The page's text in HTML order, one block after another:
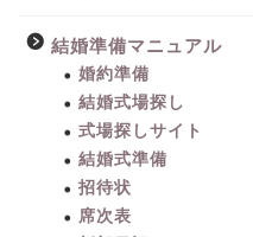
結婚準備マニュアル
婚約準備
結婚式場探し
式場探しサイト
結婚式準備
招待状
席次表